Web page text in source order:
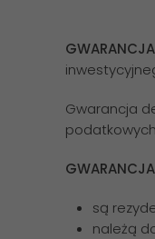
Gwarancja
są
należą